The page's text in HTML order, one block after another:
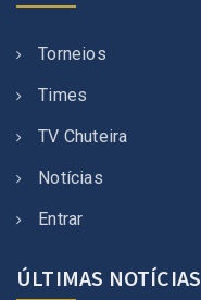
Torneios
Times
TV Chuteira
Notícias
Entrar
ÚLTIMAS NOTÍCIAS